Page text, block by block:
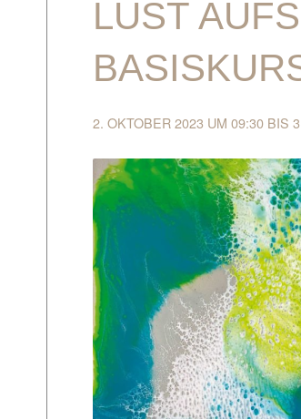
LUST
2. OKTOBER 2023 UM 09:30 BIS